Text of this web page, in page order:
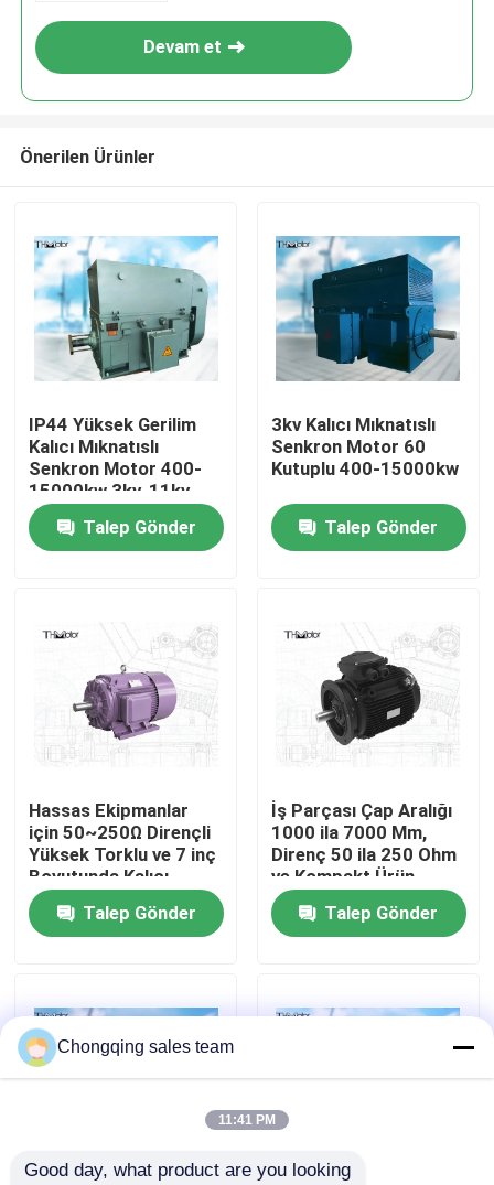
Ev
Hakkımızda
Fabrika turu
Kalite kontrol
Bize Ulaşın
Blog
Yüksek Voltajlı AC Motor
Devam et
Önerilen Ürünler
IP44 Yüksek Gerilim
Kalıcı Mıknatıslı
Senkron Motor 400-
15000kw 3kv-11kv
100-300dev/dak
Talep Gönder
3kv Kalıcı Mıknatıslı
Senkron Motor 60
Kutuplu 400-15000kw
Talep Gönder
Hassas Ekipmanlar
için 50~250Ω Dirençli
Yüksek Torklu ve 7 inç
Boyutunda Kalıcı
Mıknatıslı Senkron
Motor Talep Gönder
İş Parçası Çap Aralığı
1000 ila 7000 Mm,
Direnç 50 ila 250 Ohm
ve Kompakt Ürün
Boyutu 7 inç Özellikli
Kalıcı Mıknatıslı
Senkron Motor
Talep Gönder
Chongqing sales team
11:41 PM
Good day, what product are you looking